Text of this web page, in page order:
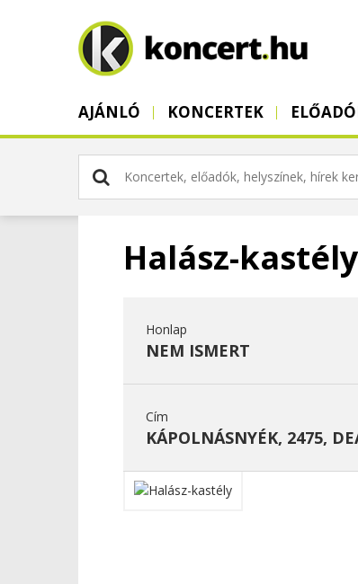
AJÁNLÓ KONCERTEK
Halász-kastély
Honlap
NEM ISMERT
Cím
KÁPOLNÁSNYÉK, 2475,